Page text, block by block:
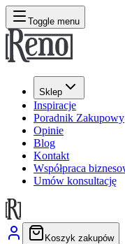
Toggle menu
Sklep
Inspiracje
Poradnik Zakupowy
Opinie
Blog
Kontakt
Współpraca
Umów konsultację
Koszyk zakupów